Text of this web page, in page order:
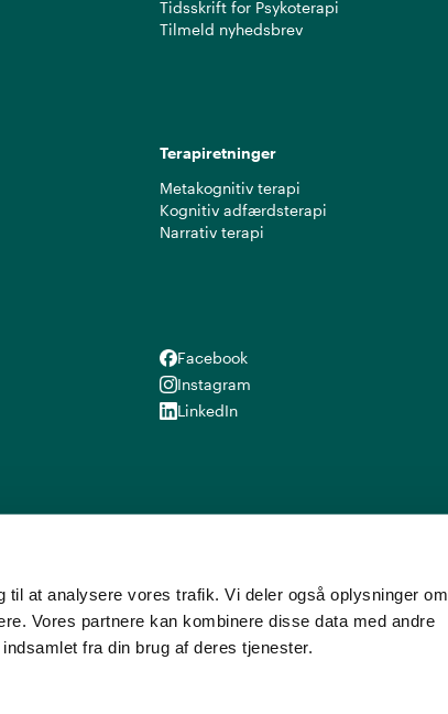
at analysere vores trafik. Vi deler også oplysninger om
Vores partnere kan kombinere disse data med andre
fra din brug af deres tjenester.
Tidsskrift for Psykoterapi
Tilmeld nyhedsbrev
Terapiretninger
Metakognitiv terapi
Kognitiv adfærdsterapi
Narrativ terapi
Facebook
Facebook
Instagram
Instagram
LinkedIn
LinkedIn